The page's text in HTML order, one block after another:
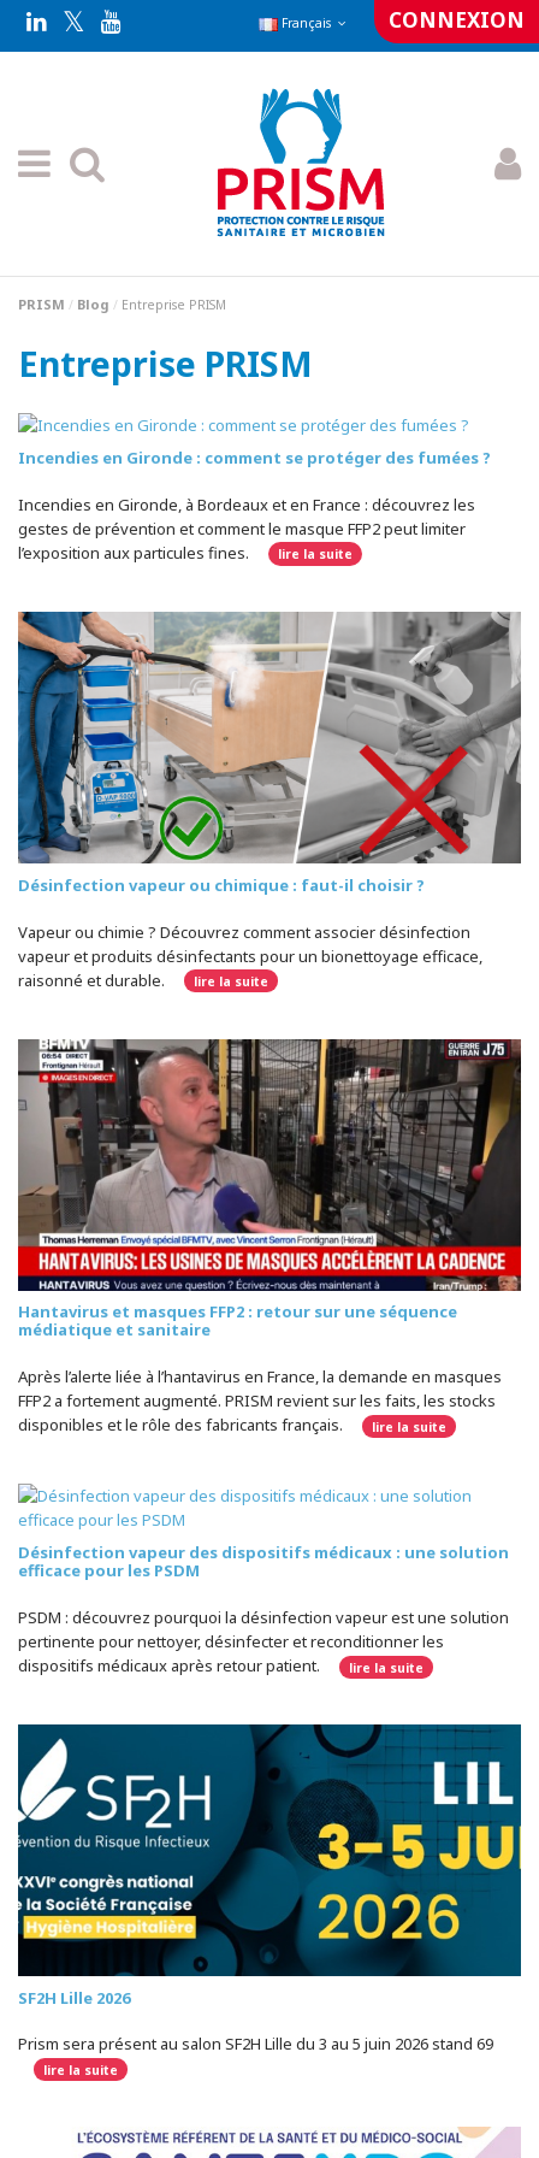
Français CONNEXION
PRISM Blog Entreprise PRISM
Entreprise PRISM
Incendies en Gironde : comment se protéger des fumées ?
Incendies en Gironde, à Bordeaux et en France : découvrez les
gestes de prévention et comment le masque FFP2 peut limiter
l’exposition aux particules fines.
lire la suite
Désinfection vapeur ou chimique : faut-il choisir ?
Vapeur ou chimie ? Découvrez comment associer désinfection
vapeur et produits désinfectants pour un bionettoyage efficace,
raisonné et durable.
lire la suite
Hantavirus et masques FFP2 : retour sur une séquence
médiatique et sanitaire
Après l’alerte liée à l’hantavirus en France, la demande en masques
FFP2 a fortement augmenté. PRISM revient sur les faits, les stocks
disponibles et le rôle des fabricants français.
lire la suite
Désinfection vapeur des dispositifs médicaux : une solution
efficace pour les PSDM
PSDM : découvrez pourquoi la désinfection vapeur est une solution
pertinente pour nettoyer, désinfecter et reconditionner les
dispositifs médicaux après retour patient.
lire la suite
SF2H Lille 2026
Prism sera présent au salon SF2H Lille du 3 au 5 juin 2026 stand 69
lire la suite